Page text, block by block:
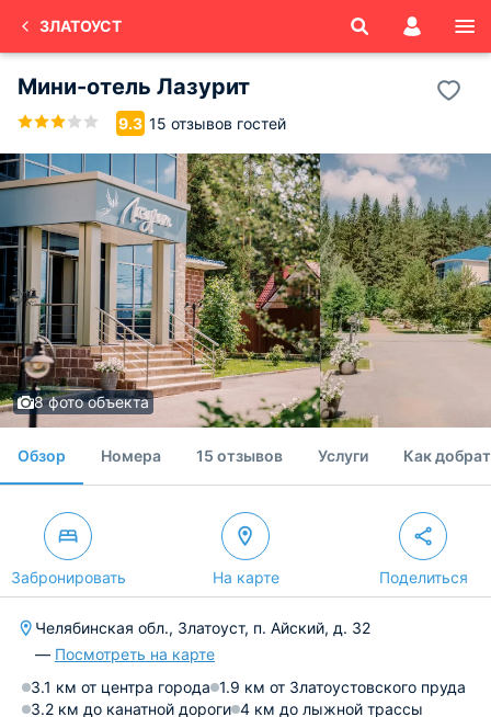
ЗЛАТОУСТ
Мини-отель Лазурит
9.3 15 отзывов гостей
8 фото объекта
Обзор Номера 15 отзывов Услуги Как
Забронировать На карте Поделиться
Челябинская обл., Златоуст, п. Айский, д. 32
— Посмотреть на карте
3.1 км от центра города 1.9 км от Златоустовского пруда
3.2 км до канатной дороги 4 км до лыжной трассы